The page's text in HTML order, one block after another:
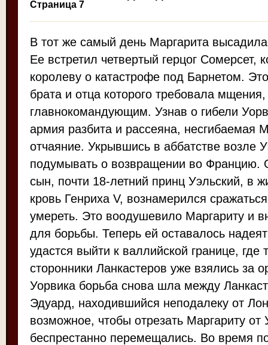
Страница 7
В тот же самый день Маргарита
Ее встретил четвертый герцог Сомерсет,
королеву о катастрофе под Барнетом.
брата и отца которого требовала
главнокомандующим. Узнав о гибели
армия разбита и рассеяна, несгибаемая
отчаяние. Укрывшись в аббатстве возле
подумывать о возвращении во Францию.
сын, почти 18-летний принц Уэльский, в
кровь Генриха V, вознамерился
умереть. Это воодушевило Маргариту и
для борьбы. Теперь ей оставалось
удастся выйти к валлийской границе, где
сторонники Ланкастеров уже взялись за
Уорвика борьба снова шла между
Эдуард, находившийся неподалеку от
возможное, чтобы отрезать Маргариту
беспрестанно перемещались. Во время